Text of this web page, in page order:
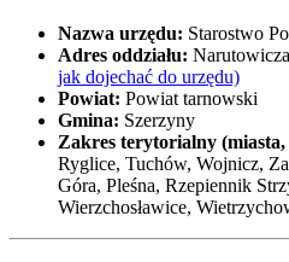
Nazwa urzędu: Starostwo
Adres oddziału:
jak dojechać do urzędu)
Powiat: Powiat tarnowski
Gmina: Szerzyny
Zakres terytorialny
Ryglice, Tuchów, Wojnicz,
Góra, Pleśna, Rzepiennik
Wierzchosławice,